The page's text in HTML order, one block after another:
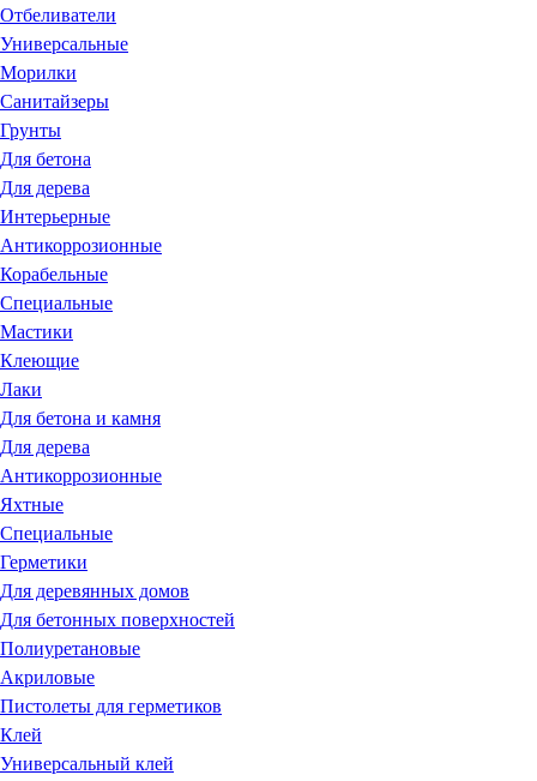
Отбеливатели
Универсальные
Морилки
Санитайзеры
Грунты
Для бетона
Для дерева
Интерьерные
Антикоррозионные
Корабельные
Специальные
Мастики
Клеющие
Лаки
Для бетона и камня
Для дерева
Антикоррозионные
Яхтные
Специальные
Герметики
Для деревянных домов
Для бетонных поверхностей
Полиуретановые
Акриловые
Пистолеты для герметиков
Клей
Универсальный клей